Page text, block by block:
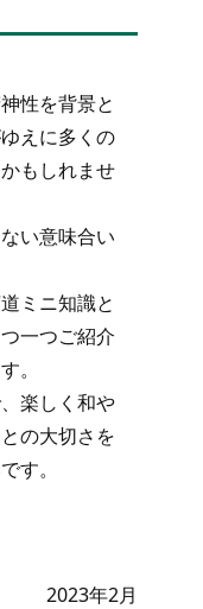
性を背景と
えに多くの
もしれませ
い意味合い
ミニ知識と
一つご紹介
。
楽しく和や
の大切さを
す。
2023年2月